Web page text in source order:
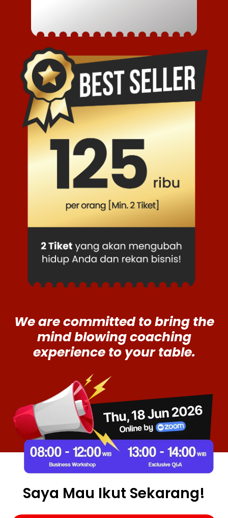
We are committed to bring the
mind blowing coaching
experience to your table.
Saya Mau Ikut Sekarang!